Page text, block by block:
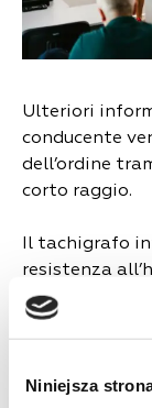
Niniejsza
Ulteriori
conducente
dell’ordine
corto raggio.
Il tachigrafo
resistenza
la sua